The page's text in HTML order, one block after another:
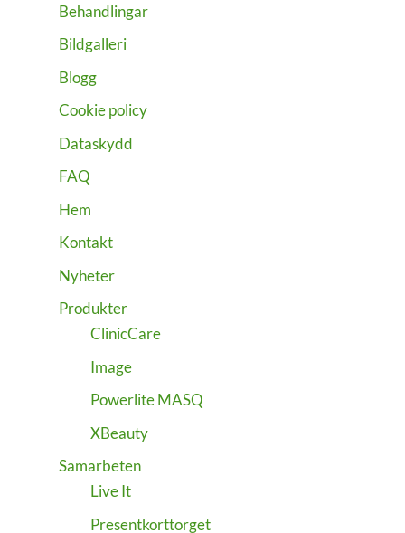
Behandlingar
Bildgalleri
Blogg
Cookie policy
Dataskydd
FAQ
Hem
Kontakt
Nyheter
Produkter
ClinicCare
Image
Powerlite MASQ
XBeauty
Samarbeten
Live It
Presentkorttorget